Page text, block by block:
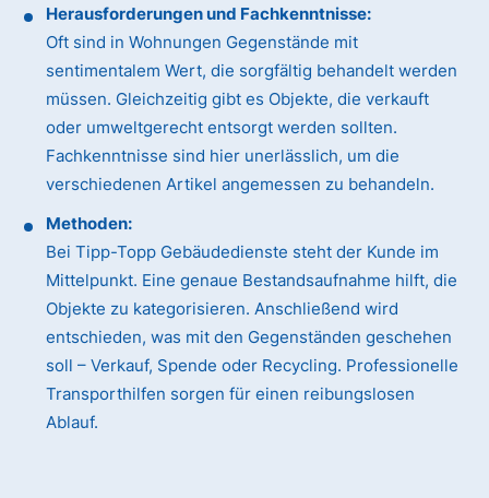
Herausforderungen und Fachkenntnisse:
Oft sind in Wohnungen Gegenstände mit
sentimentalem Wert, die sorgfältig behandelt werden
müssen. Gleichzeitig gibt es Objekte, die verkauft
oder umweltgerecht entsorgt werden sollten.
Fachkenntnisse sind hier unerlässlich, um die
verschiedenen Artikel angemessen zu behandeln.
Methoden:
Bei Tipp-Topp Gebäudedienste steht der Kunde im
Mittelpunkt. Eine genaue Bestandsaufnahme hilft, die
Objekte zu kategorisieren. Anschließend wird
entschieden, was mit den Gegenständen geschehen
soll – Verkauf, Spende oder Recycling. Professionelle
Transporthilfen sorgen für einen reibungslosen
Ablauf.